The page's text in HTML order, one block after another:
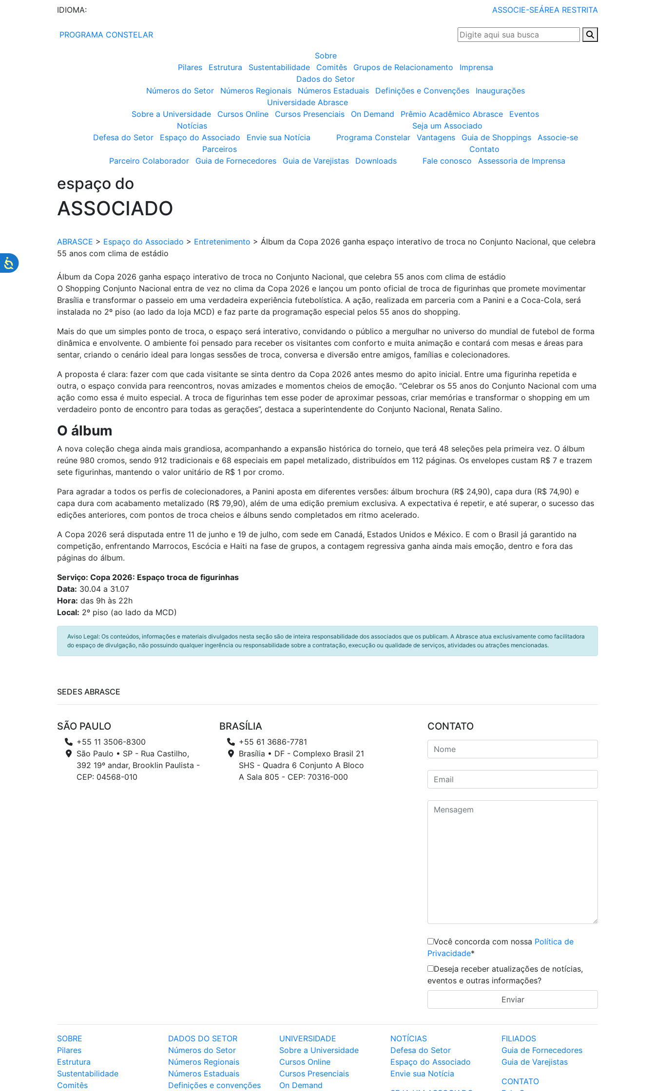
IDIOMA: ASSOCIE-SEÁREA RESTRITA
PROGRAMA CONSTELAR
Sobre
Pilares
Estrutura Sustentabilidade Comitês Grupos de Relacionamento
Imprensa
Dados do Setor
Números do Setor
Números Regionais Números Estaduais Definições e Convenções
Inaugurações
Universidade Abrasce
Sobre a Universidade
Cursos Online Cursos Presenciais On Demand Prêmio Acadêmico Abrasce
Eventos
Notícias
Defesa do Setor
Espaço do Associado Envie sua Notícia
Seja um Associado
Programa Constelar
Vantagens Guia de Shoppings
Associe-se
Parceiros
Parceiro Colaborador
Guia de Fornecedores Guia de Varejistas Downloads
Contato
Fale conosco
Assessoria de Imprensa
espaço do
ASSOCIADO
ABRASCE > Espaço do Associado > Entretenimento > Álbum da Copa 2026 ganha espaço interativo de troca no Conjunto Nacional, que celebra
55 anos com clima de estádio
Álbum da Copa 2026 ganha espaço interativo de troca no Conjunto Nacional, que celebra 55 anos com clima de estádio
O Shopping Conjunto Nacional entra de vez no clima da Copa 2026 e lançou um ponto oficial de troca de figurinhas que promete movimentar
Brasília e transformar o passeio em uma verdadeira experiência futebolística. A ação, realizada em parceria com a Panini e a Coca-Cola, será
instalada no 2º piso (ao lado da loja MCD) e faz parte da programação especial pelos 55 anos do shopping.
Mais do que um simples ponto de troca, o espaço será interativo, convidando o público a mergulhar no universo do mundial de futebol de forma
dinâmica e envolvente. O ambiente foi pensado para receber os visitantes com conforto e muita animação e contará com mesas e áreas para
sentar, criando o cenário ideal para longas sessões de troca, conversa e diversão entre amigos, famílias e colecionadores.
A proposta é clara: fazer com que cada visitante se sinta dentro da Copa 2026 antes mesmo do apito inicial. Entre uma figurinha repetida e
outra, o espaço convida para reencontros, novas amizades e momentos cheios de emoção. “Celebrar os 55 anos do Conjunto Nacional com uma
ação como essa é muito especial. A troca de figurinhas tem esse poder de aproximar pessoas, criar memórias e transformar o shopping em um
verdadeiro ponto de encontro para todas as gerações”, destaca a superintendente do Conjunto Nacional, Renata Salino.
O álbum
A nova coleção chega ainda mais grandiosa, acompanhando a expansão histórica do torneio, que terá 48 seleções pela primeira vez. O álbum
reúne 980 cromos, sendo 912 tradicionais e 68 especiais em papel metalizado, distribuídos em 112 páginas. Os envelopes custam R$ 7 e trazem
sete figurinhas, mantendo o valor unitário de R$ 1 por cromo.
Para agradar a todos os perfis de colecionadores, a Panini aposta em diferentes versões: álbum brochura (R$ 24,90), capa dura (R$ 74,90) e
capa dura com acabamento metalizado (R$ 79,90), além de uma edição premium exclusiva. A expectativa é repetir, e até superar, o sucesso das
edições anteriores, com pontos de troca cheios e álbuns sendo completados em ritmo acelerado.
A Copa 2026 será disputada entre 11 de junho e 19 de julho, com sede em Canadá, Estados Unidos e México. E com o Brasil já garantido na
competição, enfrentando Marrocos, Escócia e Haiti na fase de grupos, a contagem regressiva ganha ainda mais emoção, dentro e fora das
páginas do álbum.
Serviço: Copa 2026: Espaço troca de figurinhas
Data: 30.04 a 31.07
Hora: das 9h às 22h
Local: 2º piso (ao lado da MCD)
Aviso Legal: Os conteúdos, informações e materiais divulgados nesta seção são de inteira responsabilidade dos associados que os publicam. A Abrasce atua exclusivamente como facilitadora
do espaço de divulgação, não possuindo qualquer ingerência ou responsabilidade sobre a contratação, execução ou qualidade de serviços, atividades ou atrações mencionadas.
SEDES ABRASCE
SÃO PAULO
+55 11 3506-8300
São Paulo • SP - Rua Castilho,
392 19º andar, Brooklin Paulista -
CEP: 04568-010
BRASÍLIA
+55 61 3686-7781
Brasília • DF - Complexo Brasil 21
SHS - Quadra 6 Conjunto A Bloco
A Sala 805 - CEP: 70316-000
CONTATO
Você concorda com nossa Política de
Privacidade*
Deseja receber atualizações de notícias,
eventos e outras informações?
SOBRE
Pilares
Estrutura
Sustentabilidade
Comitês
DADOS DO SETOR
Números do Setor
Números Regionais
Números Estaduais
Definições e convenções
UNIVERSIDADE
Sobre a Universidade
Cursos Online
Cursos Presenciais
On Demand
NOTÍCIAS
Defesa do Setor
Espaço do Associado
Envie sua Notícia
FILIADOS
Guia de Fornecedores
Guia de Varejistas
CONTATO